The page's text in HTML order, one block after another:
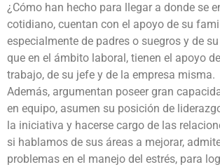
¿Cómo han hecho para llegar a donde se
cotidiano, cuentan con el apoyo de su
especialmente de padres o suegros y de
que en el ámbito laboral, tienen el apoyo
trabajo, de su jefe y de la empresa misma.
Además, argumentan poseer gran
en equipo, asumen su posición de
la iniciativa y hacerse cargo de las
si hablamos de sus áreas a mejorar,
problemas en el manejo del estrés, para